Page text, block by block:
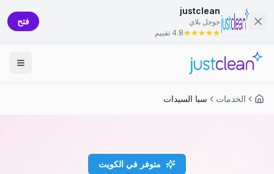
justclean
جوجل بلاي
4.8 تقييم
فتح
الخدمات سبا السيدات
متوفر في الكويت